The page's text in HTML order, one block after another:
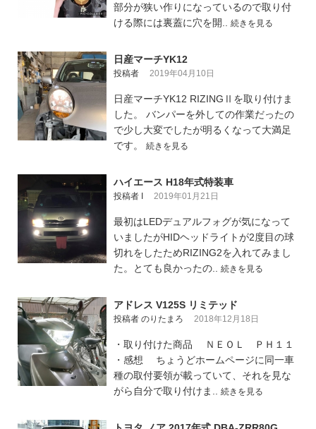
部分が狭い作りになっているので取り付
ける際には裏蓋に穴を開.. 続きを見る
日産マーチYK12
投稿者 2019年04月10日
日産マーチYK12 RIZINGⅡを取り付けま
した。 バンパーを外しての作業だったの
で少し大変でしたが明るくなって大満足
です。 続きを見る
ハイエース H18年式特装車
投稿者 I 2019年01月21日
最初はLEDデュアルフォグが気になって
いましたがHIDヘッドライトが2度目の球
切れをしたためRIZING2を入れてみまし
た。とても良かったの.. 続きを見る
アドレス V125S リミテッド
投稿者 のりたまろ 2018年12月18日
・取り付けた商品 ＮＥＯＬ ＰＨ１１
・感想 ちょうどホームページに同一車
種の取付要領が載っていて、それを見な
がら自分で取り付けま.. 続きを見る